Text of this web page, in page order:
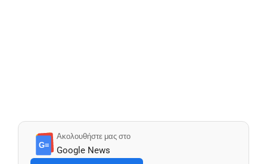
G≡
Ακολουθήστε μας στο
Google News